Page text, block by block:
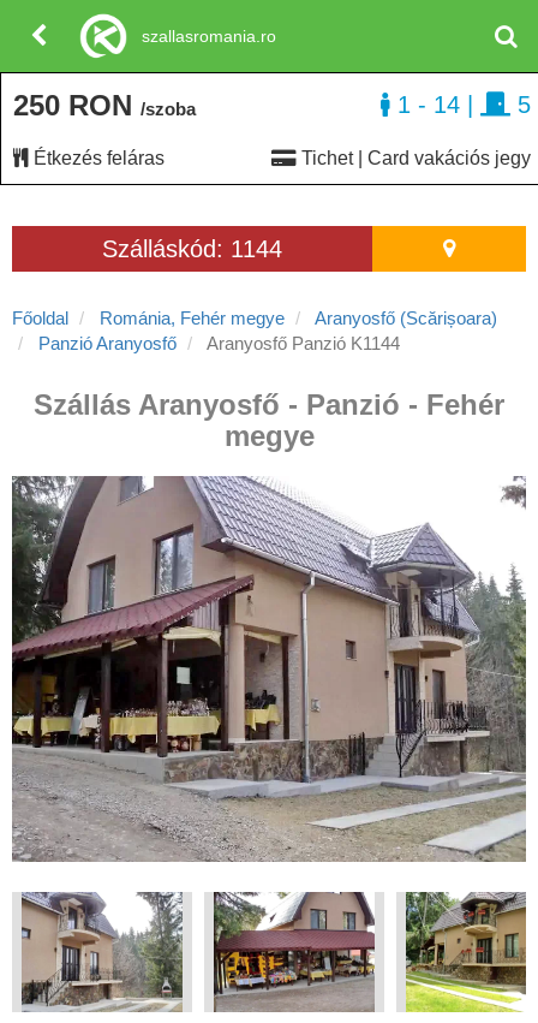
Szálláskód: 1144
Főoldal Románia, Fehér megye
Aranyosfő (Scărișoara)
Panzió Aranyosfő
Aranyosfő Panzió K1144
Szállás Aranyosfő - Panzió - Fehér
megye
250 RON /szoba
Étkezés feláras Tichet | Card vakációs jegy
1 - 14 5
szallasromania.ro